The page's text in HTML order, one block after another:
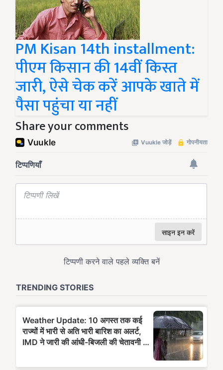
PM Kisan 14th installment:
पीएम किसान की 14वीं किस्त
जारी, ऐसे चेक करें आपके खाते में
पैसा पहुंचा या नहीं
Share your comments